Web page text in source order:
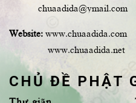
chuaadida@ymail.com
Website: www.chuaadida.com
www.chuaadida.net
CHỦ ĐỀ PHẬT